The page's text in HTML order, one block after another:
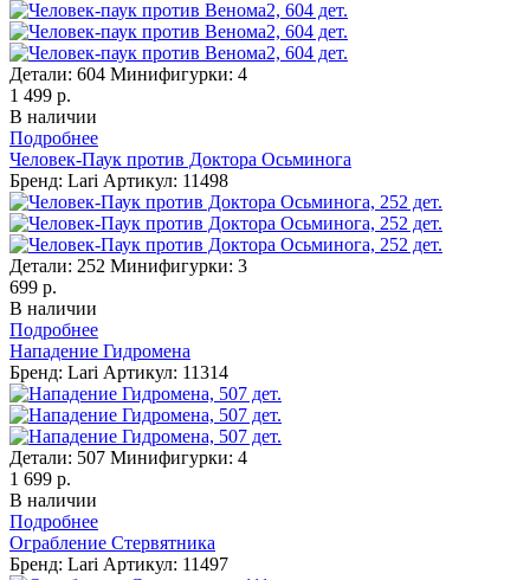
Детали: 604 Минифигурки: 4
1 499 р.
В наличии
Подробнее
Человек-Паук против Доктора Осьминога
Бренд: Lari Артикул: 11498
Детали: 252 Минифигурки: 3
699 р.
В наличии
Подробнее
Нападение Гидромена
Бренд: Lari Артикул: 11314
Детали: 507 Минифигурки: 4
1 699 р.
В наличии
Подробнее
Ограбление Стервятника
Бренд: Lari Артикул: 11497